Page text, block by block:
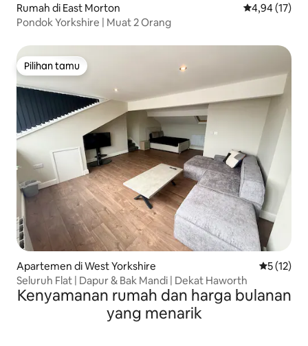
Rumah di East Morton Nilai rata-rata
4,94 (17)
Pondok Yorkshire | Muat 2 Orang
Pilihan tamu
Pilihan tamu
Apartemen di West Yorkshire Nilai rata-
5 (12)
Seluruh Flat | Dapur & Bak Mandi | Dekat Haworth
Kenyamanan rumah dan harga bulanan
yang menarik